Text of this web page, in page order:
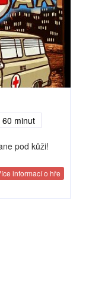
60 minut
pod kůži!
informací o hře